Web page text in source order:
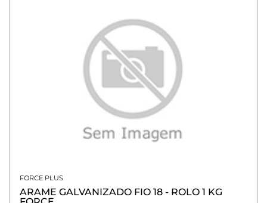
FORCE PLUS
ARAME GALVANIZADO FIO 18 - ROLO 1 KG